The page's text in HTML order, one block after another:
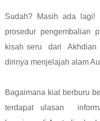
Sudah? Masih ada
prosedur pengembalian
kisah seru dari Akhdian
dirinya menjelajah alam
Bagaimana kiat berburu
terdapat ulasan